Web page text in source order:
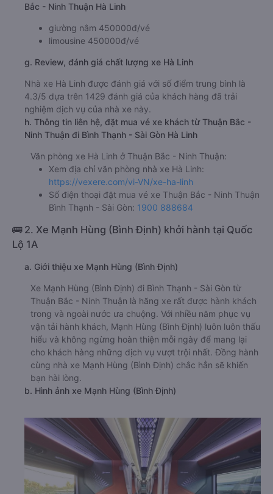
Bắc - Ninh Thuận Hà Linh
giường nằm 450000đ/vé
limousine 450000đ/vé
g. Review, đánh giá chất lượng xe Hà Linh
Nhà xe Hà Linh được đánh giá với số điểm trung bình là
4.3/5 dựa trên 1429 đánh giá của khách hàng đã trải
nghiệm dịch vụ của nhà xe này.
h. Thông tin liên hệ, đặt mua vé xe khách từ Thuận Bắc -
Ninh Thuận đi Bình Thạnh - Sài Gòn Hà Linh
Văn phòng xe Hà Linh ở Thuận Bắc - Ninh Thuận:
Xem địa chỉ văn phòng nhà xe Hà Linh:
https://vexere.com/vi-VN/xe-ha-linh
Số điện thoại đặt mua vé xe Thuận Bắc - Ninh Thuận
Bình Thạnh - Sài Gòn: 1900 888684
🚌 2. Xe Mạnh Hùng (Bình Định) khởi hành tại Quốc
Lộ 1A
a. Giới thiệu xe Mạnh Hùng (Bình Định)
Xe Mạnh Hùng (Bình Định) đi Bình Thạnh - Sài Gòn từ
Thuận Bắc - Ninh Thuận là hãng xe rất được hành khách
trong và ngoài nước ưa chuộng. Với nhiều năm phục vụ
vận tải hành khách, Mạnh Hùng (Bình Định) luôn luôn thấu
hiểu và không ngừng hoàn thiện mỗi ngày để mang lại
cho khách hàng những dịch vụ vượt trội nhất. Đồng hành
cùng nhà xe Mạnh Hùng (Bình Định) chắc hẳn sẽ khiến
bạn hài lòng.
b. Hình ảnh xe Mạnh Hùng (Bình Định)